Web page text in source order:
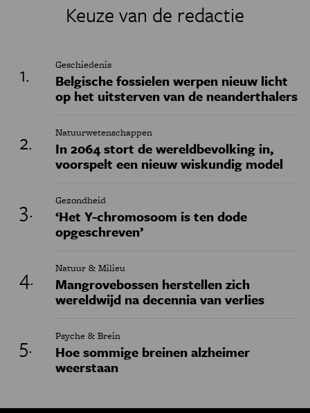
Keuze van de redactie
Geschiedenis
Belgische fossielen werpen nieuw licht
op het uitsterven van de neanderthalers
Natuurwetenschappen
In 2064 stort de wereldbevolking in,
voorspelt een nieuw wiskundig model
Gezondheid
‘Het Y-chromosoom is ten dode
opgeschreven’
Natuur & Milieu
Mangrovebossen herstellen zich
wereldwijd na decennia van verlies
Psyche & Brein
Hoe sommige breinen alzheimer
weerstaan